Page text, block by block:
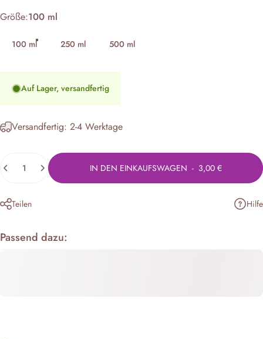
Größe
Größe:100 ml
100 ml 250 ml 500 ml
Auf Lager, versandfertig
Versandfertig: 2-4 Werktage
IN DEN EINKAUFSWAGEN - 3,00 €
Teilen Hilfe
Passend dazu: